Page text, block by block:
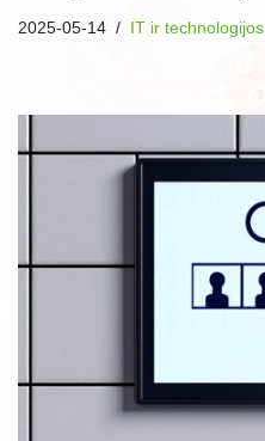
2025-05-14 IT ir technologijos